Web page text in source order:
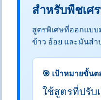
สำหรับพืชเศ
สูตรพิเศษที่ออกแบ
ข้าว อ้อย และมันสำ
🎯 เป้าหมายขั้น
ใช้สูตรที่ปรับ